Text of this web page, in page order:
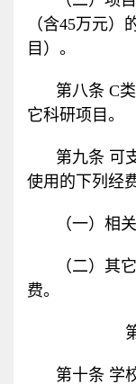
（含45万元）
目）。
第八条 C
它科研项目。
第九条 可
使用的下列经费
（一）相
（二）其
费。
第十条 学